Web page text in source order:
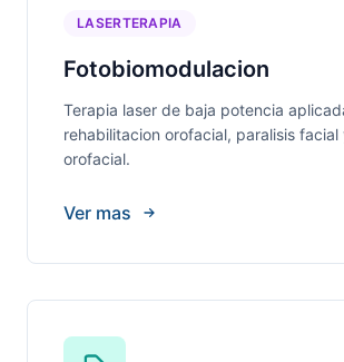
LASERTERAPIA
Fotobiomodulacion
Terapia laser de baja potencia
rehabilitacion orofacial, paralisis facial
orofacial.
Ver mas